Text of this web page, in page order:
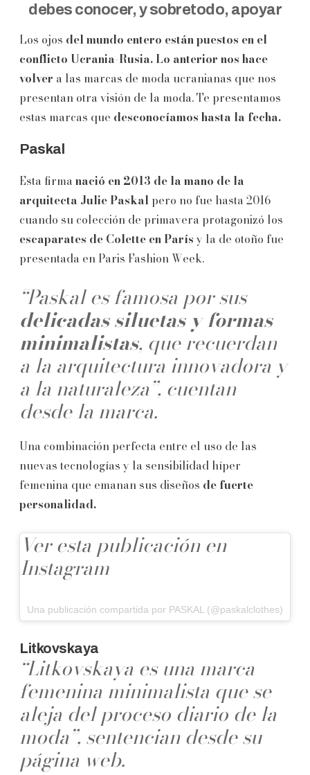
debes conocer, y sobretodo, apoyar
Los ojos del mundo entero están puestos en el
conflicto Ucrania-Rusia. Lo anterior nos hace
volver a las marcas de moda ucranianas que nos
presentan otra visión de la moda. Te presentamos
estas marcas que desconocíamos hasta la fecha.
Paskal
Esta firma nació en 2013 de la mano de la
arquitecta Julie Paskal pero no fue hasta 2016
cuando su colección de primavera protagonizó los
escaparates de Colette en París y la de otoño fue
presentada en Paris Fashion Week.
“Paskal es famosa por sus
delicadas siluetas y formas
minimalistas, que recuerdan
a la arquitectura innovadora y
a la naturaleza”, cuentan
desde la marca.
Una combinación perfecta entre el uso de las
nuevas tecnologías y la sensibilidad híper
femenina que emanan sus diseños de fuerte
personalidad.
Ver esta publicación en
Instagram
Una publicación compartida por PASKAL (@paskalclothes)
Litkovskaya
“Litkovskaya es una marca
femenina minimalista que se
aleja del proceso diario de la
moda”, sentencian desde su
página web.